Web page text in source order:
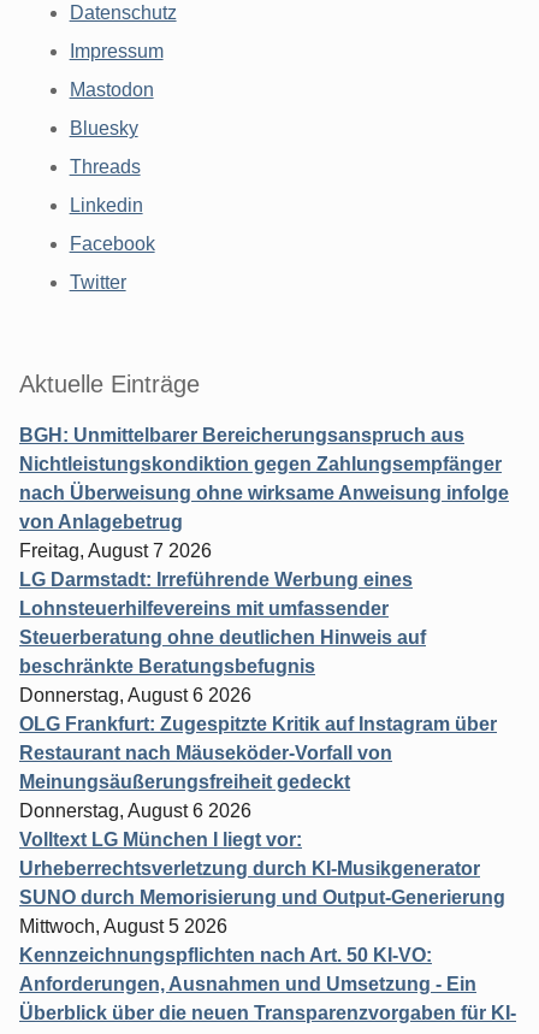
Datenschutz
Impressum
Mastodon
Bluesky
Threads
Linkedin
Facebook
Twitter
Aktuelle Einträge
BGH: Unmittelbarer Bereicherungsanspruch aus
Nichtleistungskondiktion gegen Zahlungsempfänger
nach Überweisung ohne wirksame Anweisung infolge
von Anlagebetrug
Freitag, August 7 2026
LG Darmstadt: Irreführende Werbung eines
Lohnsteuerhilfevereins mit umfassender
Steuerberatung ohne deutlichen Hinweis auf
beschränkte Beratungsbefugnis
Donnerstag, August 6 2026
OLG Frankfurt: Zugespitzte Kritik auf Instagram über
Restaurant nach Mäuseköder-Vorfall von
Meinungsäußerungsfreiheit gedeckt
Donnerstag, August 6 2026
Volltext LG München I liegt vor:
Urheberrechtsverletzung durch KI-Musikgenerator
SUNO durch Memorisierung und Output-Generierung
Mittwoch, August 5 2026
Kennzeichnungspflichten nach Art. 50 KI-VO:
Anforderungen, Ausnahmen und Umsetzung - Ein
Überblick über die neuen Transparenzvorgaben für KI-